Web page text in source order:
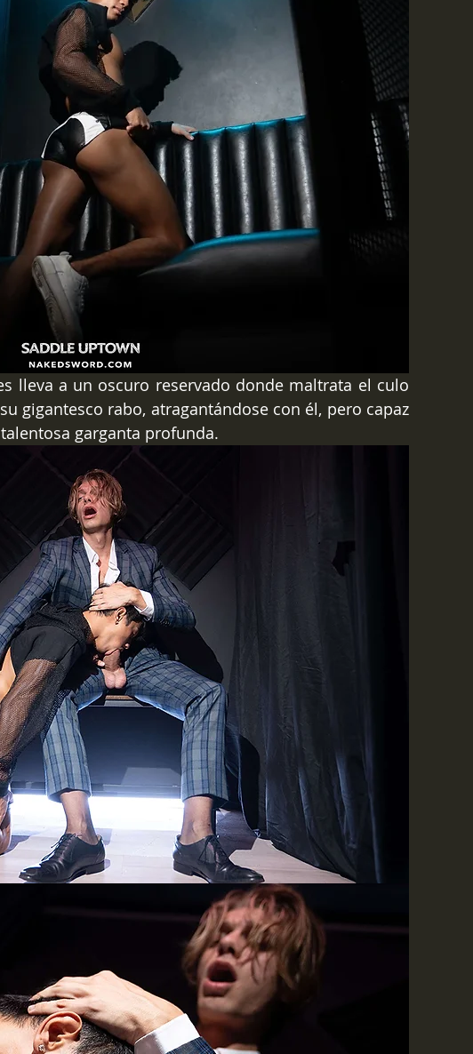
lleva a un oscuro reservado donde maltrata el culo
gigantesco rabo, atragantándose con él, pero capaz
garganta profunda.